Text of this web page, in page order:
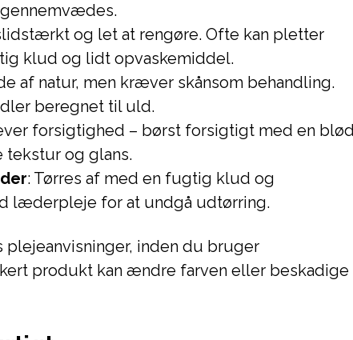
og let at rengøre. Ofte kan pletter
klud og lidt opvaskemiddel.
af natur, men kræver skånsom behandling.
beregnet til uld.
forsigtighed – børst forsigtigt med en
tekstur og glans.
: Tørres af med en fugtig klud og
læderpleje for at undgå udtørring.
inden du bruger
produkt kan ændre farven eller beskadige